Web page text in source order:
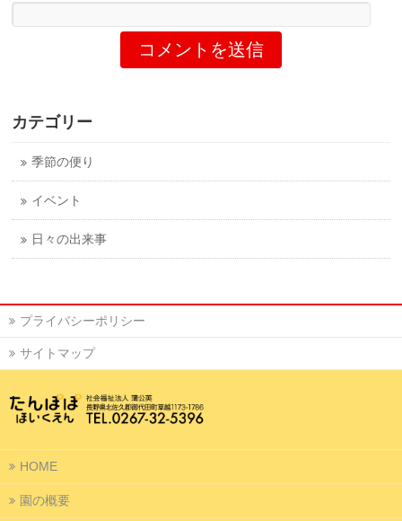
カテゴリー
季節の便り
イベント
日々の出来事
プライバシーポリシー
サイトマップ
HOME
園の概要